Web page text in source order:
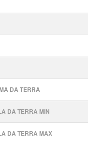
DA TERRA
DA TERRA MIN
DA TERRA MAX